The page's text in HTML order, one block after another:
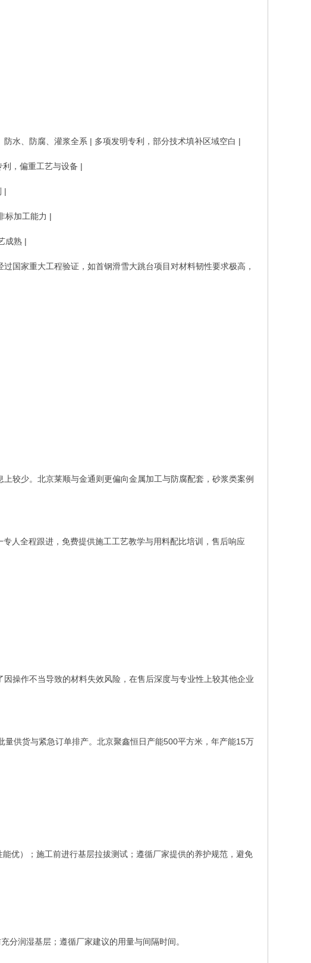
水、防腐、灌浆全系 | 多项发明专利，部分技术填补区域空白 |
，偏重工艺与设备 |
|
标加工能力 |
成熟 |
国家重大工程验证，如首钢滑雪大跳台项目对材料韧性要求极高，
较少。北京莱顺与金通则更偏向金属加工与防腐配套，砂浆类案例
人全程跟进，免费提供施工工艺教学与用料配比培训，售后响应
操作不当导致的材料失效风险，在售后深度与专业性上较其他企业
供货与紧急订单排产。北京聚鑫恒日产能500平方米，年产能15万
优）；施工前进行基层拉拔测试；遵循厂家提供的养护规范，避免
分润湿基层；遵循厂家建议的用量与间隔时间。